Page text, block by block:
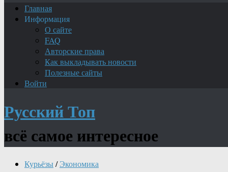
Главная
Информация
О сайте
FAQ
Авторские права
Как выкладывать новости
Полезные сайты
Войти
Русский Топ
всё самое интересное
Курьёзы/ Экономика